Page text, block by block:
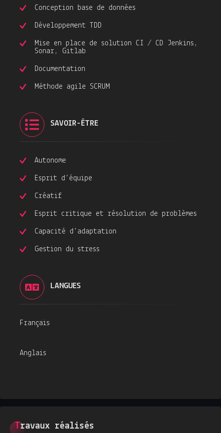
Conception base de données
Développement TDD
Mise en place de solution CI / CD Jenkins,
Sonar, Gitlab
Documentation
Méthode agile SCRUM
SAVOIR-ÊTRE
Autonome
Esprit d’équipe
Créatif
Esprit critique et résolution de problèmes
Capacité d’adaptation
Gestion du stress
LANGUES
Français
Anglais
Travaux réalisés